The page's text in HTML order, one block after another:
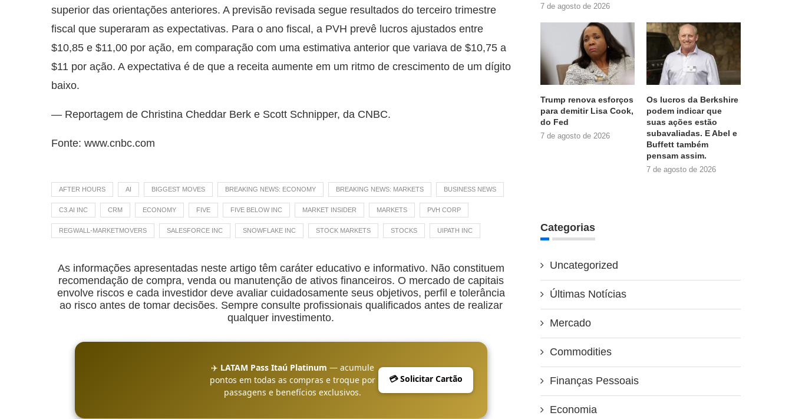
superior das orientações anteriores. A previsão revisada segue resultados do terceiro trimestre
fiscal que superaram as expectativas. Para o ano fiscal, a PVH prevê lucros ajustados entre
$10,85 e $11,00 por ação, em comparação com uma estimativa anterior que variava de $10,75 a
$11 por ação. A expectativa é de que a receita aumente em um ritmo de crescimento de um dígito
baixo.
— Reportagem de Christina Cheddar Berk e Scott Schnipper, da CNBC.
Fonte: www.cnbc.com
AFTER HOURS AI BIGGEST MOVES BREAKING NEWS: ECONOMY BREAKING NEWS: MARKETS BUSINESS NEWS
C3.AI INC CRM ECONOMY FIVE FIVE BELOW INC MARKET INSIDER MARKETS PVH CORP
REGWALL-MARKETMOVERS SALESFORCE INC SNOWFLAKE INC STOCK MARKETS STOCKS UIPATH INC
As informações apresentadas neste artigo têm caráter educativo e informativo. Não constituem
recomendação de compra, venda ou manutenção de ativos financeiros. O mercado de capitais
envolve riscos e cada investidor deve avaliar cuidadosamente seus objetivos, perfil e tolerância
ao risco antes de tomar decisões. Sempre consulte profissionais qualificados antes de realizar
qualquer investimento.
✈️ LATAM Pass Itaú Platinum — acumule
pontos em todas as compras e troque por
passagens e benefícios exclusivos.
💳 Solicitar Cartão
7 de agosto de 2026
Trump renova esforços
para demitir Lisa Cook,
do Fed
7 de agosto de 2026
Os lucros da Berkshire
podem indicar que
suas ações estão
subavaliadas. E Abel e
Buffett também
pensam assim.
7 de agosto de 2026
Categorias
Uncategorized
Últimas Notícias
Mercado
Commodities
Finanças Pessoais
Economia